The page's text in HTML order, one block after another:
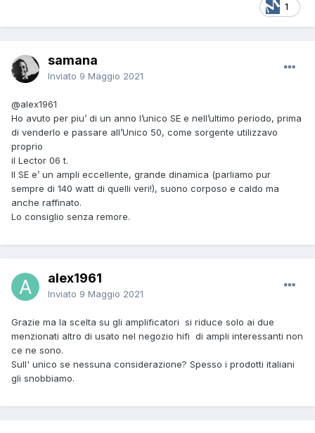
1
samana
Inviato 9 Maggio 2021
@alex1961
Ho avuto per piu’ di un anno l’unico SE e nell’ultimo periodo, prima
di venderlo e passare all’Unico 50, come sorgente utilizzavo
proprio
il Lector 06 t.
Il SE e’ un ampli eccellente, grande dinamica (parliamo pur
sempre di 140 watt di quelli veri!), suono corposo e caldo ma
anche raffinato.
Lo consiglio senza remore.
alex1961
Inviato 9 Maggio 2021
Grazie ma la scelta su gli amplificatori si riduce solo ai due
menzionati altro di usato nel negozio hifi di ampli interessanti non
ce ne sono.
Sull' unico se nessuna considerazione? Spesso i prodotti italiani
gli snobbiamo.